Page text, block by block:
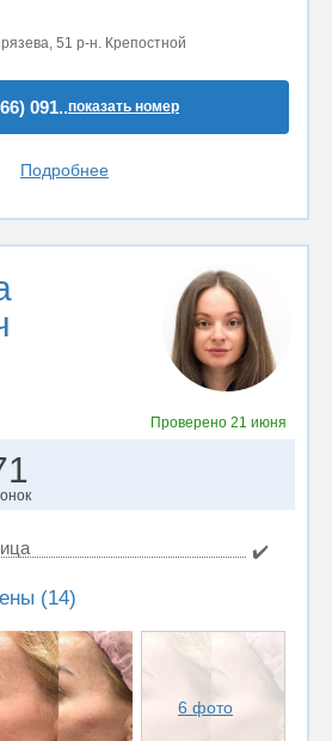
51 р-н. Крепостной
091..показать номер
Подробнее
Проверено 21 июня
✔️
(14)
6 фото